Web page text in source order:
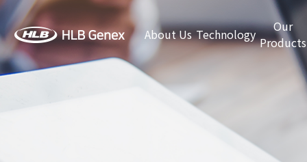
About Us Technology
Our
Products